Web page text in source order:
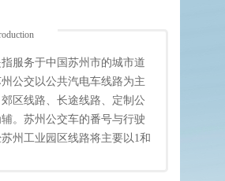
服务于中国苏州市的城市道
公交以公共汽电车线路为主
区线路、长途线路、定制公
。苏州公交车的番号与行驶
州工业园区线路将主要以1和